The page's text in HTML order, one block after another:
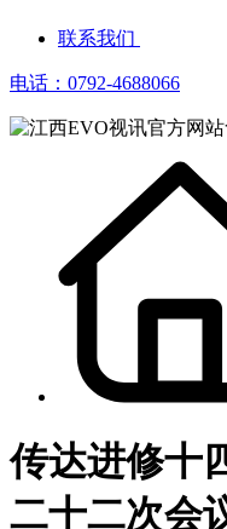
联系我们
电话：0792-4688066
传达进修十
二十二次会